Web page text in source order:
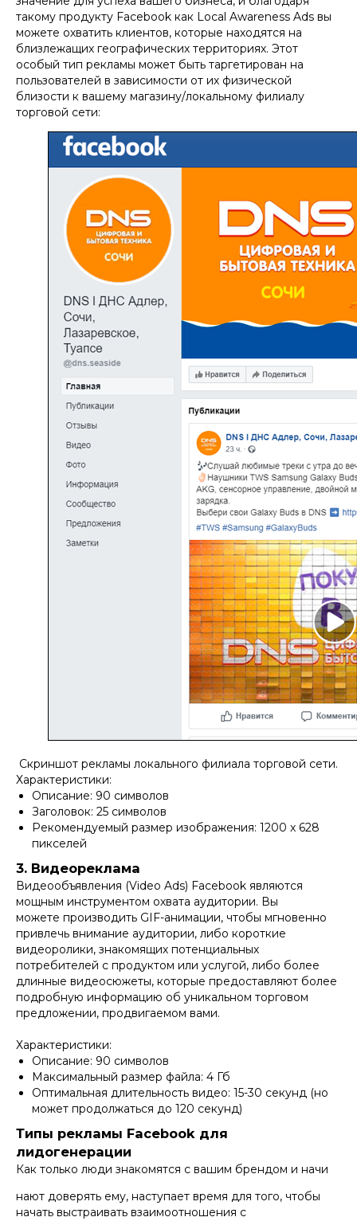
такому продукту Facebook как Local Awareness Ads вы
можете охватить клиентов, которые находятся на
близлежащих географических территориях. Этот
особый тип рекламы может быть таргетирован на
пользователей в зависимости от их физической
близости к вашему магазину/локальному филиалу
торговой сети:
Скриншот рекламы локального филиала торговой сети.
Характеристики:
Описание: 90 символов
Заголовок: 25 символов
Рекомендуемый размер изображения: 1200 x 628
пикселей
3. Видеореклама
Видеообъявления (Video Ads) Facebook являются
мощным инструментом охвата аудитории. Вы
можете производить GIF-анимации, чтобы мгновенно
привлечь внимание аудитории, либо короткие
видеоролики, знакомящих потенциальных
потребителей с продуктом или услугой, либо более
длинные видеосюжеты, которые предоставляют более
подробную информацию об уникальном торговом
предложении, продвигаемом вами.
Характеристики:
Описание: 90 символов
Максимальный размер файла: 4 Гб
Оптимальная длительность видео: 15-30 секунд (но
может продолжаться до 120 секунд)
Типы рекламы Facebook для
лидогенерации
Как только люди знакомятся с вашим брендом и начи
нают доверять ему, наступает время для того, чтобы
начать выстраивать взаимоотношения с